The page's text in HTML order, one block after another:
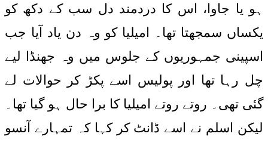
ہو یا جاوا، اس کا دردمند دل سب کے دکھ کو
یکساں سمجھتا تھا۔ امیلیا کو وہ دن یاد آیا جب
اسپینی جمہوریوں کے جلوس میں وہ جھنڈا لیے
چل رہا تھا اور پولیس اسے پکڑ کر حوالات لے
گئی تھی۔ روتے روتے امیلیا کا برا حال ہو گیا تھا۔
لیکن اسلم نے اسے ڈانٹ کر کہا کہ تمہارے آنسو